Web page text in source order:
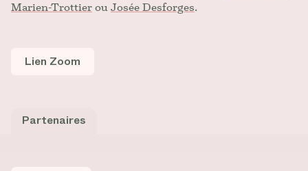
Marien-TrottierouJosée Desforges.
Lien Zoom
Partenaires